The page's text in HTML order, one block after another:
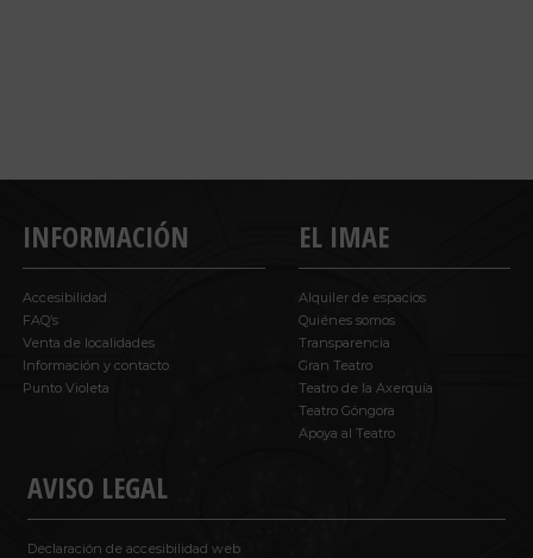
INFORMACIÓN
Accesibilidad
FAQ’s
Venta de localidades
Información y contacto
Punto Violeta
AVISO LEGAL
Declaración de accesibilidad web
EL IMAE
Alquiler de espacios
Quiénes somos
Transparencia
Gran Teatro
Teatro de la Axerquía
Teatro Góngora
Apoya al Teatro